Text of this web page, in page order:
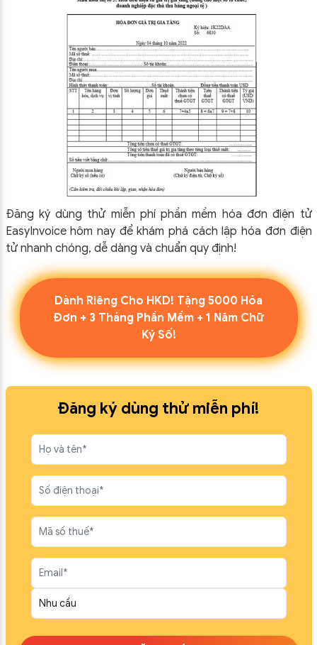
Đăng ký dùng thử miễn phí phần mềm hóa đơn điện tử
EasyInvoice hôm nay để khám phá cách lập hóa đơn điện
tử nhanh chóng, dễ dàng và chuẩn quy định!
Dành Riêng Cho HKD! Tặng 5000 Hóa
Đơn + 3 Tháng Phần Mềm + 1 Năm Chữ
Ký Số!
Đăng ký dùng thử miễn phí!